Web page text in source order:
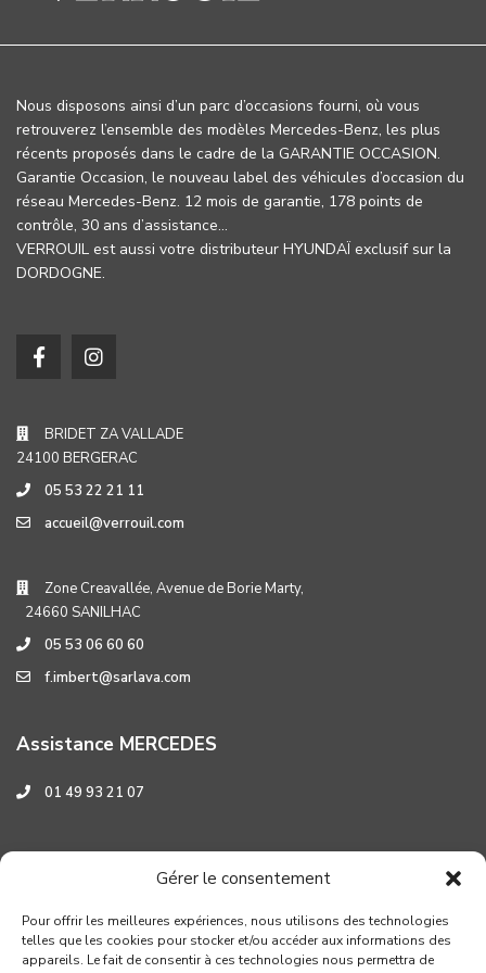
Gérer le consentement
Pour offrir les meilleures expériences, nous utilisons des technologies
telles que les cookies pour stocker et/ou accéder aux informations des
appareils. Le fait de consentir à ces technologies nous permettra de
Nous disposons ainsi d’un parc d’occasions fourni, où vous
retrouverez l’ensemble des modèles Mercedes-Benz, les plus
récents proposés dans le cadre de la GARANTIE OCCASION.
Garantie Occasion, le nouveau label des véhicules d’occasion du
réseau Mercedes-Benz. 12 mois de garantie, 178 points de
contrôle, 30 ans d’assistance…
VERROUIL est aussi votre distributeur HYUNDAÏ exclusif sur la
DORDOGNE.
BRIDET ZA VALLADE
24100 BERGERAC
05 53 22 21 11
accueil@verrouil.com
Zone Creavallée, Avenue de Borie Marty,
24660 SANILHAC
05 53 06 60 60
f.imbert@sarlava.com
Assistance MERCEDES
01 49 93 21 07
Assistance HYUNDAI